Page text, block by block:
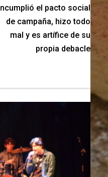
Incumplió el pacto social
de campaña, hizo todo
mal y es artífice de su
propia debacle